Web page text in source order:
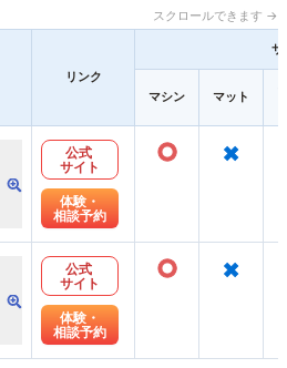
スクロールできます →
リンク
サ
マシン マット
公式
サイト
体験・
相談予約
○ ×
公式
サイト
体験・
相談予約
○ ×